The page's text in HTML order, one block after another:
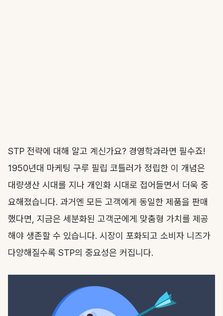
STP 전략에 대해 알고 계신가요? 경영학과라면 필수죠!
1950년대 마케팅 구루 필립 코틀러가 정립한 이 개념은
대량생산 시대를 지나 개인화 시대로 접어들면서 더욱 중
요해졌습니다. 과거엔 모든 고객에게 동일한 제품을 판매
했다면, 지금은 세분화된 고객군에게 맞춤형 가치를 제공
해야 생존할 수 있습니다. 시장이 포화되고 소비자 니즈가
다양해질수록 STP의 중요성은 커집니다.